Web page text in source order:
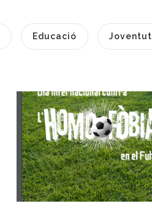
Educació Joventut
19 De Febrer, Dia
Internacional
Contra
L'Homofòbia En El
Futbol.
S. socials